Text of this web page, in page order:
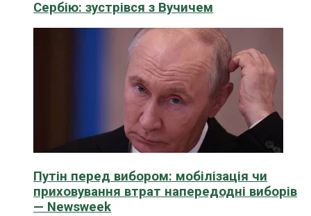
Сербію: зустрівся з Вучичем
Путін перед вибором: мобілізація чи
приховування втрат напередодні виборів
— Newsweek